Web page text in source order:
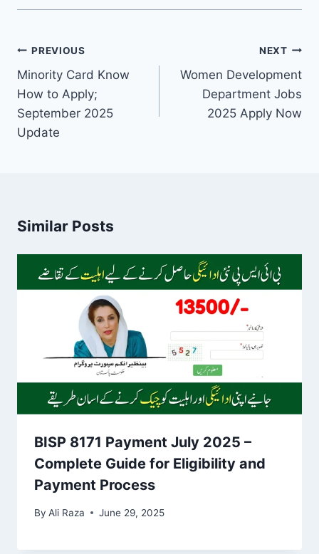
Post
navigation
PREVIOUS
Minority Card Know
How to Apply;
September 2025
Update
NEXT
Women Development
Department Jobs
2025 Apply Now
Similar Posts
BISP 8171 Payment July 2025 –
Complete Guide for Eligibility and
Payment Process
By Ali Raza June 29, 2025